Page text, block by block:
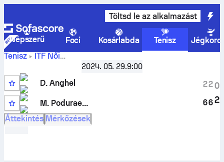
Töltsd le az alkalmazást
Népszerű Foci Kosárlabda Tenisz
Tenisz
ITF Női
Galati, Singles Main, W-ITF-ROU-03A
Daria-Maria Anghel
és H2H eredmények
2024. 05. 29.9:00
D. Anghel
M. Poduraeva
2
6
2
6
0
2
Áttekintés Mérkőzések